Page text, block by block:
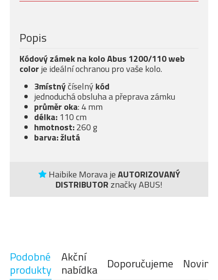
Haibike Morava jeAUTORIZOVANÝ
DISTRIBUTOR značky ABUS!
Popis
Kódový zámek na kolo Abus 1200/110 web
colorje ideální ochranou pro vaše kolo.
3místnýčíselný kód
jednoduchá obsluha a přeprava zámku
průměr oka: 4 mm
délka: 110 cm
hmotnost:260 g
barva: žlutá
Podobné
produkty
Akční
nabídka Doporučujeme